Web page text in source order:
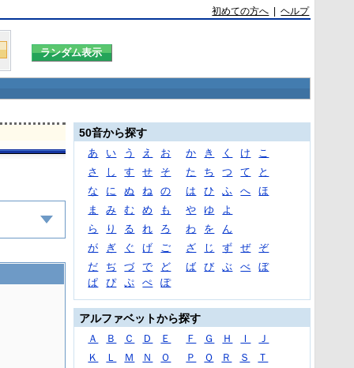
初めての方へ |ヘルプ
50音から探す
あ い う え お か き く け
こ
さ
し す せ そ た ち つ て
と
な
に ぬ ね の は ひ ふ へ
ほ
ま
み む め も や ゆ
よ
ら
り る れ ろ わ を
ん
が
ぎ ぐ げ ご ざ じ ず ぜ
ぞ
だ
ぢ づ で ど ば び ぶ べ
ぼ
ぱ
ぴ ぷ ぺ ぽ
アルファベットから探す
Ａ Ｂ Ｃ Ｄ Ｅ Ｆ Ｇ Ｈ Ｉ
Ｊ
Ｋ
Ｌ Ｍ Ｎ Ｏ Ｐ Ｑ Ｒ Ｓ
Ｔ